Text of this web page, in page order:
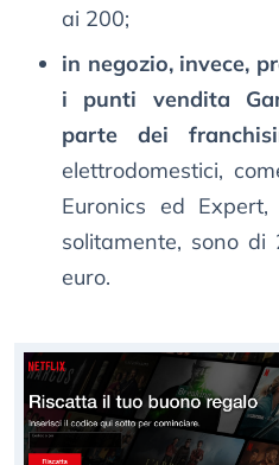
ai 200;
in negozio, invece,
i punti vendita
parte dei
elettrodomestici,
Euronics ed
solitamente, sono
euro.